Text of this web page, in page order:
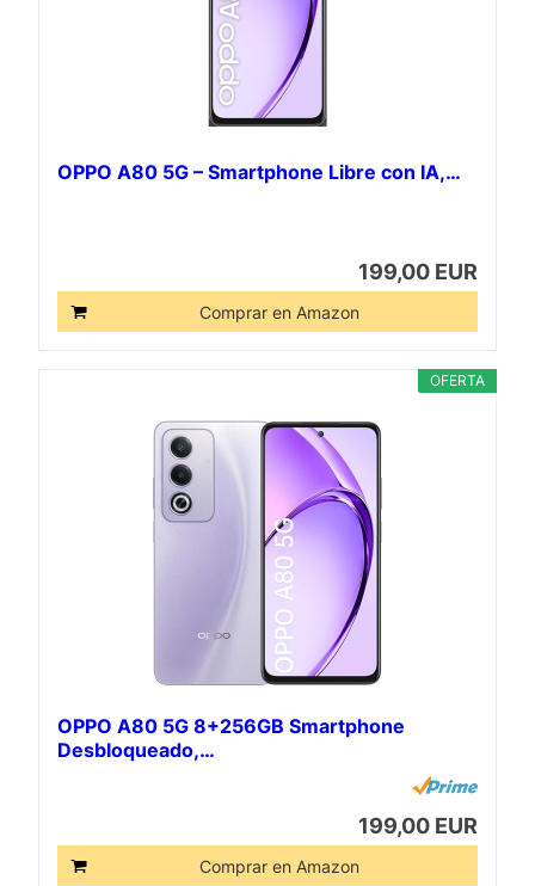
OPPO A80 5G – Smartphone Libre con IA,…
199,00 EUR
Comprar en Amazon
OFERTA
OPPO A80 5G 8+256GB Smartphone
Desbloqueado,…
199,00 EUR
Comprar en Amazon